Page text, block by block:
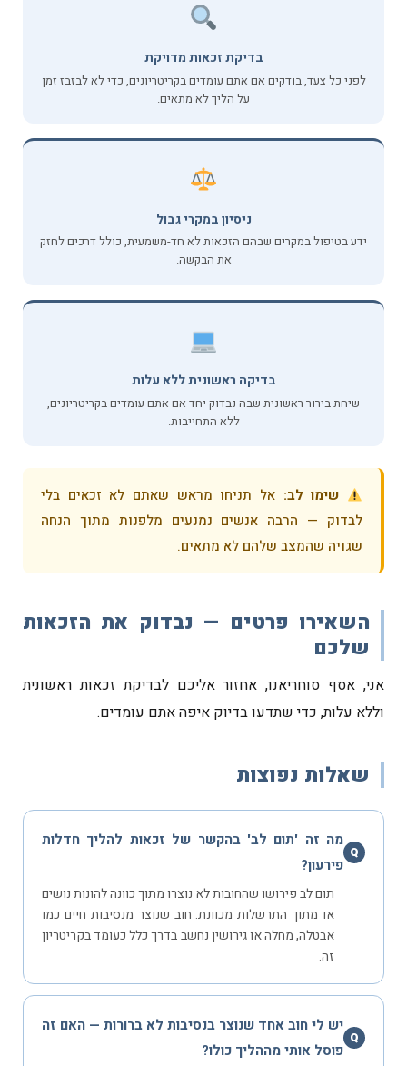
בדיקת זכאות מדויקת
לפני כל צעד, בודקים אם אתם עומדים בקריטריונים, כדי לא לבזבז זמן
על הליך לא מתאים.
ניסיון במקרי גבול
ידע בטיפול במקרים שבהם הזכאות לא חד-משמעית, כולל דרכים לחזק
את הבקשה.
בדיקה ראשונית ללא עלות
שיחת בירור ראשונית שבה נבדוק יחד אם אתם עומדים בקריטריונים,
ללא התחייבות.
שימו לב: אל תניחו מראש שאתם לא זכאים בלי
לבדוק — הרבה אנשים נמנעים מלפנות מתוך הנחה
שגויה שהמצב שלהם לא מתאים.
השאירו פרטים — נבדוק את הזכאות
שלכם
אני, אסף סוחריאנו, אחזור אליכם לבדיקת זכאות ראשונית
וללא עלות, כדי שתדעו בדיוק איפה אתם עומדים.
שאלות נפוצות
Q
מה זה 'תום לב' בהקשר של זכאות להליך חדלות
פירעון?
תום לב פירושו שהחובות לא נוצרו מתוך כוונה להונות נושים
או מתוך התרשלות מכוונת. חוב שנוצר מנסיבות חיים כמו
אבטלה, מחלה או גירושין נחשב בדרך כלל כעומד בקריטריון
זה.
Q
יש לי חוב אחד שנוצר בנסיבות לא ברורות — האם זה
פוסל אותי מההליך כולו?